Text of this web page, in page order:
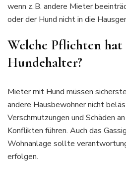
wenn z. B. andere Mieter
oder der Hund nicht in die
Welche Pflichten hat
Hundehalter?
Mieter mit Hund müssen
andere Hausbewohner nicht
Verschmutzungen und Schäden
Konflikten führen. Auch das
Wohnanlage sollte
erfolgen.